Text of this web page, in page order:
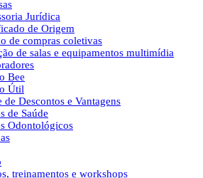
Jurídica
de Origem
de compras coletivas
de salas e equipamentos multimídia
Bee
Útil
de Descontos e Vantagens
de Saúde
Odontológicos
treinamentos e workshops